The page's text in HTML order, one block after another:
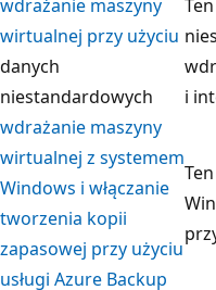
wdrażanie maszyny
wirtualnej przy użyciu
danych
niestandardowych
i
wdrażanie maszyny
wirtualnej z systemem
Windows i włączanie
tworzenia kopii
zapasowej przy użyciu
usługi Azure Backup